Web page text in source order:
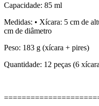
Capacidade: 85 ml
Medidas: • Xícara: 5 cm de
cm de diâmetro
Peso: 183 g (xícara + pires)
Quantidade: 12 peças (6